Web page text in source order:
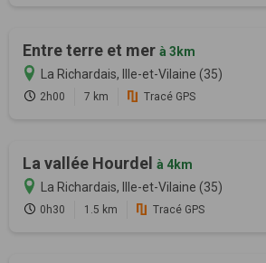
Entre terre et mer à 3km
La Richardais, Ille-et-Vilaine (35)
2h00 7 km Tracé GPS
La vallée Hourdel à 4km
La Richardais, Ille-et-Vilaine (35)
0h30 1.5 km Tracé GPS